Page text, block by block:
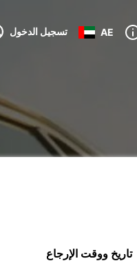
تسجيل الدخول AE
تاريخ ووقت الإرجاع